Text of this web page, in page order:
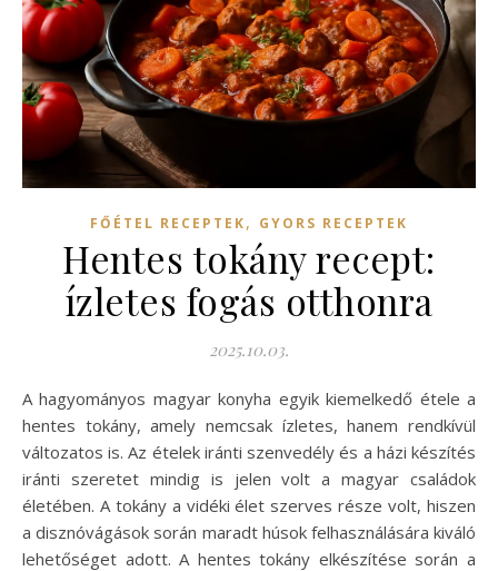
FŐÉTEL RECEPTEK, GYORS RECEPTEK
Hentes tokány recept:
ízletes fogás otthonra
2025.10.03.
A hagyományos magyar konyha egyik kiemelkedő étele a
hentes tokány, amely nemcsak ízletes, hanem rendkívül
változatos is. Az ételek iránti szenvedély és a házi készítés
iránti szeretet mindig is jelen volt a magyar családok
életében. A tokány a vidéki élet szerves része volt, hiszen
a disznóvágások során maradt húsok felhasználására kiváló
lehetőséget adott. A hentes tokány elkészítése során a